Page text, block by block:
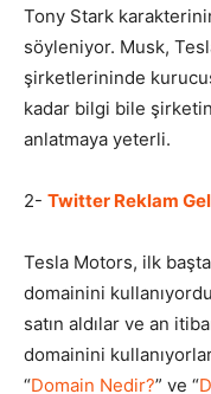
Tony Stark
söyleniyor. Musk,
şirketlerininde
kadar bilgi bile
anlatmaya yeterli.
2- Twitter Reklam
Tesla Motors, ilk
domainini
satın aldılar ve an
domainini
“Domain Nedir?” ve “